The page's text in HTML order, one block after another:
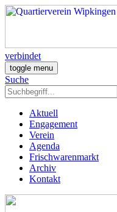
verbindet
toggle menu
Suche
Aktuell
Engagement
Verein
Agenda
Frischwarenmarkt
Archiv
Kontakt